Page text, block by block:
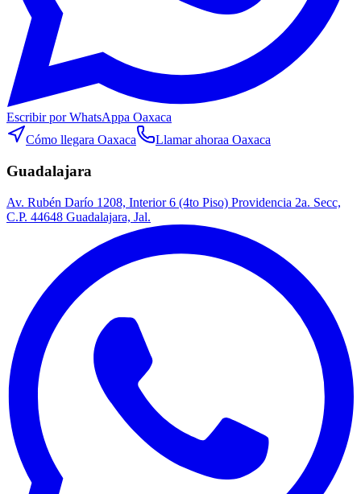
Escribir por WhatsAppa Oaxaca
Cómo llegara Oaxaca Llamar ahoraa Oaxaca
Guadalajara
Av. Rubén Darío 1208, Interior 6 (4to Piso) Providencia 2a. Secc,
C.P. 44648 Guadalajara, Jal.